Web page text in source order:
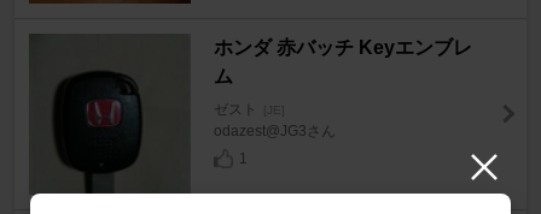
ホンダ 赤バッチ Keyエンブレ
ム
ゼスト [JE]
odazest@JG3さん
1